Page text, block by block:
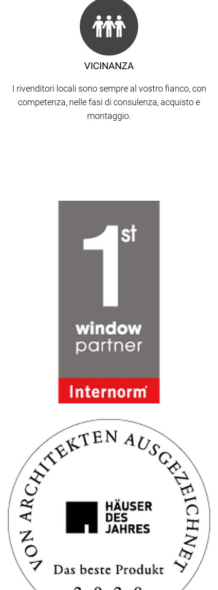
VICINANZA
I rivenditori locali sono sempre al vostro fianco, con
competenza, nelle fasi di consulenza, acquisto e
montaggio.